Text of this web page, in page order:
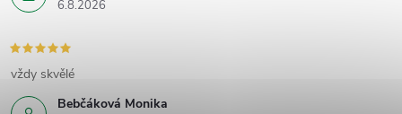
6.8.2026
Bebčáková Monika
vždy skvělé